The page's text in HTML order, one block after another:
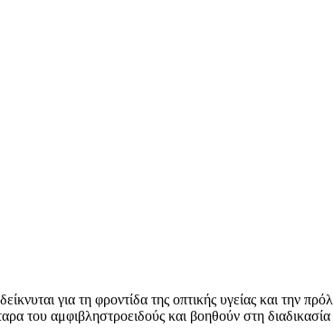
για τη φροντίδα της οπτικής υγείας και την
του αμφιβληστροειδούς και βοηθούν στη